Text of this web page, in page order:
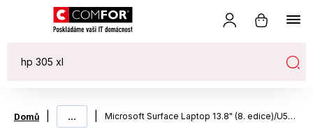
Domů ... Microsoft Surface Laptop 13.8" (8. edice)/U5-335/13,8"/2304x1536/T/32GB/256GB/Intel int/W11P/Platinu